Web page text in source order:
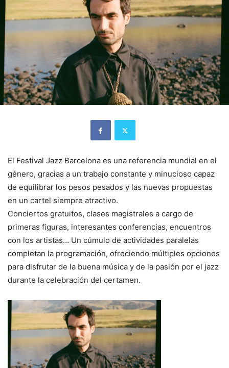
El Festival Jazz Barcelona es una referencia mundial en el
género, gracias a un trabajo constante y minucioso capaz
de equilibrar los pesos pesados y las nuevas propuestas
en un cartel siempre atractivo.
Conciertos gratuitos, clases magistrales a cargo de
primeras figuras, interesantes conferencias, encuentros
con los artistas… Un cúmulo de actividades paralelas
completan la programación, ofreciendo múltiples opciones
para disfrutar de la buena música y de la pasión por el jazz
durante la celebración del certamen.